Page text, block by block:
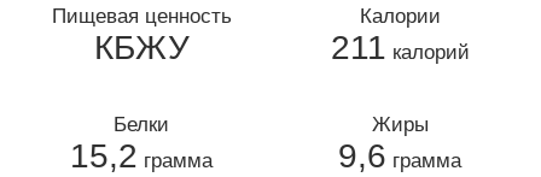
Пищевая ценность
КБЖУ
Калории
211 калорий
Белки
15,2 грамма
Жиры
9,6 грамма